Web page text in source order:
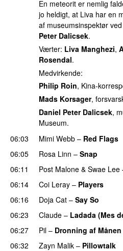
En meteorit er nemlig
jo heldigt, at Liva har en
af museumsinspektør
Peter Dalicsek.
Værter: Liva Manghezi,
Rosendal.
Medvirkende:
Philip Roin, Kina-
Mads Korsager,
Daniel Peter Dalicsek,
Museum.
06:03
Mimi Webb – Red Flags
06:05
Rosa Linn – Snap
06:11
Post Malone & Swae Lee
06:14
Coi Leray – Players
06:16 Doja Cat – Say So
06:23
Claude – Ladada (Mes
06:27 Pil – Dronning af Månen
06:32 Zayn Malik – Pillowtalk